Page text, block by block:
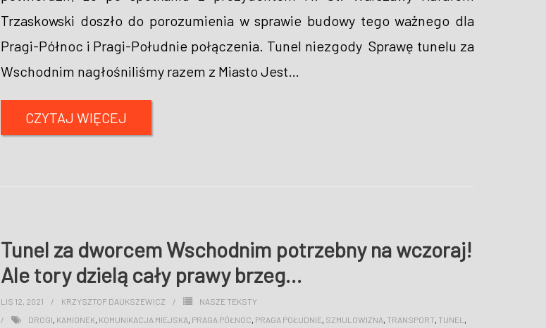
Trzaskowski doszło do porozumienia w sprawie budowy tego ważnego dla
Pragi-Północ i Pragi-Południe połączenia. Tunel niezgody Sprawę tunelu za
Wschodnim nagłośniliśmy razem z Miasto Jest…
CZYTAJ WIĘCEJ
Tunel za dworcem Wschodnim potrzebny na wczoraj!
Ale tory dzielą cały prawy brzeg…
LIS 12, 2021 KRZYSZTOF DAUKSZEWICZ
NASZE TEKSTY
DROGI, KAMIONEK, KOMUNIKACJA MIEJSKA, PRAGA PÓŁNOC, PRAGA POŁUDNIE, SZMULOWIZNA, TRANSPORT, TUNEL ,